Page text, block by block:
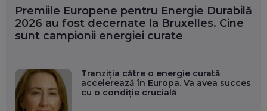
Premiile Europene pentru Energie Durabilă
2026 au fost decernate la Bruxelles. Cine
sunt campionii energiei curate
Tranziția către o energie curată
accelerează în Europa. Va avea succes
cu o condiție crucială